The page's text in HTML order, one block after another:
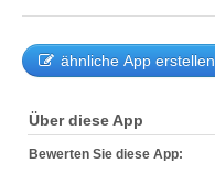
ähnliche App erstellen
Über diese App
Bewerten Sie diese App: